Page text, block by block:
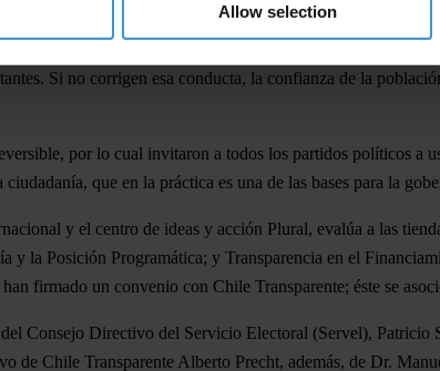
Allow selection
resultados no son buenos, incluso para las
destacó. Por su parte la Directora de Proyectos del
Si no corrigen esa conducta, la confianza de la
por lo cual invitaron a todos los partidos políticos a
que en la práctica es una de las bases para la
y el centro de ideas y acción Plural, evalúa a las
y la Posición Programática; y Transparencia en el
firmado un convenio con Chile Transparente; éste se
Consejo Directivo del Servicio Electoral (Servel),
de Chile Transparente Alberto Precht, además, de Dr.